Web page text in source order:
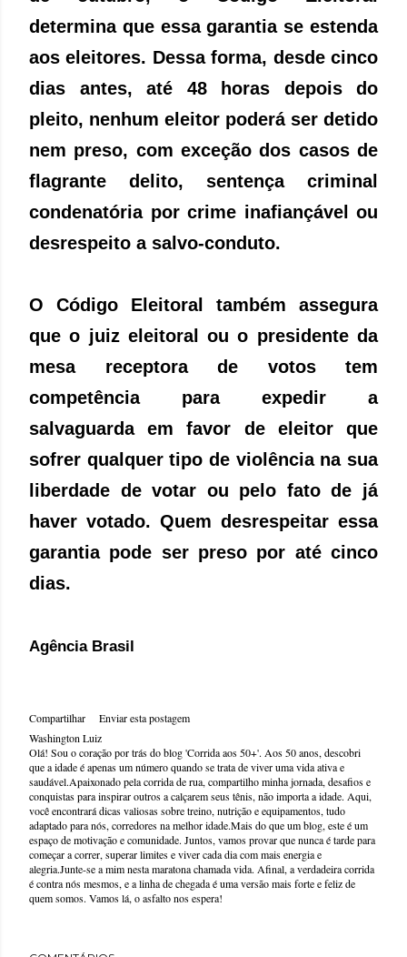
determina que essa garantia se estenda
aos eleitores. Dessa forma, desde cinco
dias antes, até 48 horas depois do
pleito, nenhum eleitor poderá ser detido
nem preso, com exceção dos casos de
flagrante delito, sentença criminal
condenatória por crime inafiançável ou
desrespeito a salvo-conduto.
O Código Eleitoral também assegura
que o juiz eleitoral ou o presidente da
mesa receptora de votos tem
competência para expedir a
salvaguarda em favor de eleitor que
sofrer qualquer tipo de violência na sua
liberdade de votar ou pelo fato de já
haver votado. Quem desrespeitar essa
garantia pode ser preso por até cinco
dias.
Agência Brasil
Compartilhar
Enviar esta postagem
Washington Luiz
Olá! Sou o coração por trás do blog 'Corrida aos 50+'. Aos 50 anos, descobri
que a idade é apenas um número quando se trata de viver uma vida ativa e
saudável.Apaixonado pela corrida de rua, compartilho minha jornada, desafios e
conquistas para inspirar outros a calçarem seus tênis, não importa a idade. Aqui,
você encontrará dicas valiosas sobre treino, nutrição e equipamentos, tudo
adaptado para nós, corredores na melhor idade.Mais do que um blog, este é um
espaço de motivação e comunidade. Juntos, vamos provar que nunca é tarde para
começar a correr, superar limites e viver cada dia com mais energia e
alegria.Junte-se a mim nesta maratona chamada vida. Afinal, a verdadeira corrida
é contra nós mesmos, e a linha de chegada é uma versão mais forte e feliz de
quem somos. Vamos lá, o asfalto nos espera!